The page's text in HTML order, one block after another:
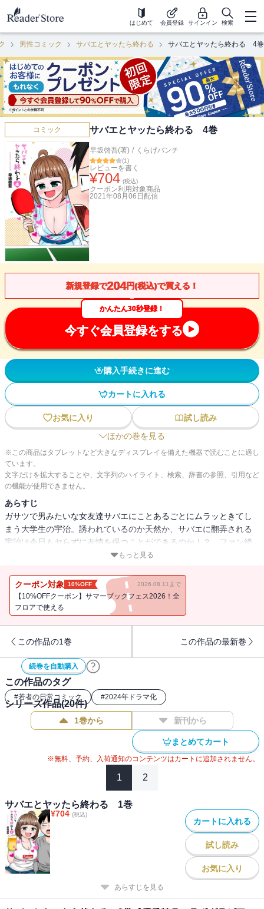
はじめて 会員登録 サインイン 検索
男性コミック サバエとヤッたら終わる サバエとヤッたら終わる 4巻
コミック サバエとヤッたら終わる 4巻
早坂啓吾(著) / くらげバンチ
(1)
レビューを書く
¥704 (税込)
クーポン利用対象商品
2021年08月06日 配信
新規登録で204円(税込)で買える！
かんたん30秒登録！
今すぐ会員登録をする
購入手続きに進む
カートに入れる
お気に入り
試し読み
ほかの巻を見る
※この商品はタブレットなど大きなディスプレイを備えた機器で読むことに適し
ています。
文字だけを拡大することや、文字列のハイライト、検索、辞書の参照、引用など
の機能が使用できません。
あらすじ
ガサツで男みたいな女友達サバエにことあるごとにムラッときてし
まう大学生の宇治。誘われているのか天然か、サバエに翻弄される
宇治は今日もヤらずに友情を保つことができるのか！？ ファン続
出のサバエ母まで登場するキャンパスエロコメディ第４巻！
もっと見る
クーポン対象 10%OFF 2026.08.11まで
【10%OFFクーポン】サマーブックフェス2026！全
フロアで使える
この作品の1巻 この作品の最新巻
続巻を自動購入
この作品のタグ
#若者の日常コミック #2024年ドラマ化
シリーズ作品(20件)
1巻から 新刊から
まとめてカート
※無料、予約、入荷通知のコンテンツはカートに追加されません。
1 2
サバエとヤッたら終わる 1巻
¥704 (税込)
カートに入れる
試し読み
お気に入り
あらすじを見る